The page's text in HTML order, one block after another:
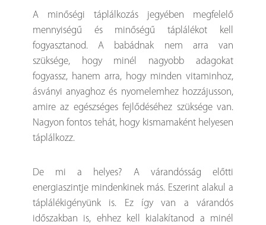
A minőségi táplálkozás jegyében megfelelő
mennyiségű és minőségű táplálékot kell
fogyasztanod. A babádnak nem arra van
szüksége, hogy minél nagyobb adagokat
fogyassz, hanem arra, hogy minden vitaminhoz,
ásványi anyaghoz és nyomelemhez hozzájusson,
amire az egészséges fejlődéséhez szüksége van.
Nagyon fontos tehát, hogy kismamaként helyesen
táplálkozz.
De mi a helyes? A várandósság előtti
energiaszintje mindenkinek más. Eszerint alakul a
táplálékigényünk is. Ez így van a várandós
időszakban is, ehhez kell kialakítanod a minél